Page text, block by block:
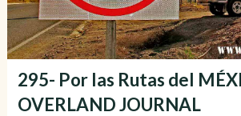
295- Por las Rutas del
OVERLAND JOURNAL